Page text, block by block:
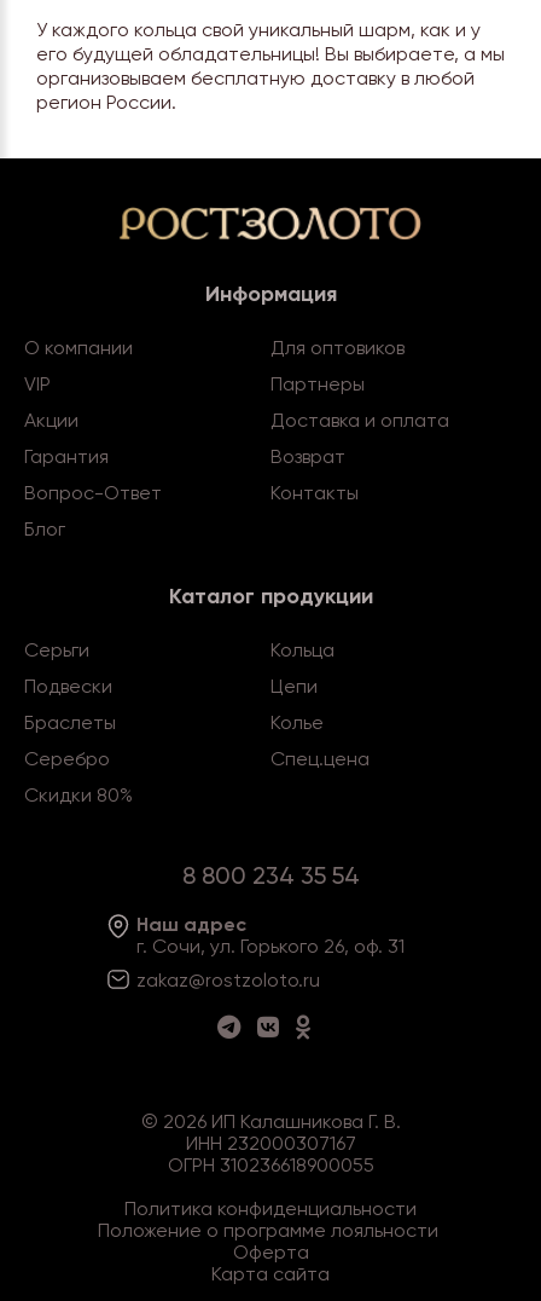
У каждого кольца свой уникальный шарм, как и у
его будущей обладательницы! Вы выбираете, а мы
организовываем бесплатную доставку в любой
регион России.
Информация
О компании
Для оптовиков
VIP
Партнеры
Акции
Доставка и оплата
Гарантия
Возврат
Вопрос-Ответ
Контакты
Блог
Каталог продукции
Серьги
Кольца
Подвески
Цепи
Браслеты
Колье
Серебро
Спец.цена
Скидки 80%
8 800 234 35 54
Наш адрес
г. Сочи, ул. Горького 26, оф. 31
zakaz@rostzoloto.ru
© 2026ИП Калашникова Г. В.
ИНН 232000307167
ОГРН 310236618900055
Политика конфиденциальности
Положение о программе лояльности
Оферта
Карта сайта